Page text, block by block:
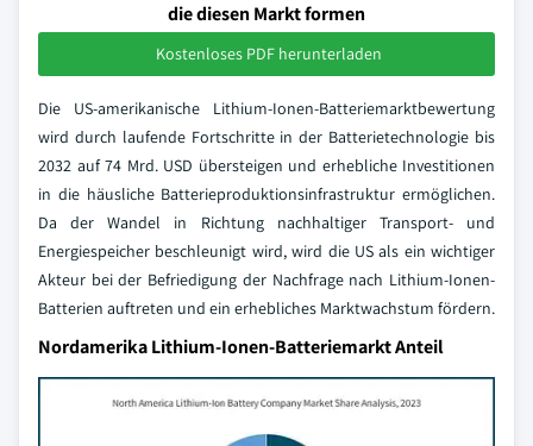
die diesen Markt formen
Kostenloses PDF herunterladen
Die US-amerikanische Lithium-Ionen-Batteriemarktbewertung
wird durch laufende Fortschritte in der Batterietechnologie bis
2032 auf 74 Mrd. USD übersteigen und erhebliche Investitionen
in die häusliche Batterieproduktionsinfrastruktur ermöglichen.
Da der Wandel in Richtung nachhaltiger Transport- und
Energiespeicher beschleunigt wird, wird die US als ein wichtiger
Akteur bei der Befriedigung der Nachfrage nach Lithium-Ionen-
Batterien auftreten und ein erhebliches Marktwachstum fördern.
Nordamerika Lithium-Ionen-Batteriemarkt Anteil